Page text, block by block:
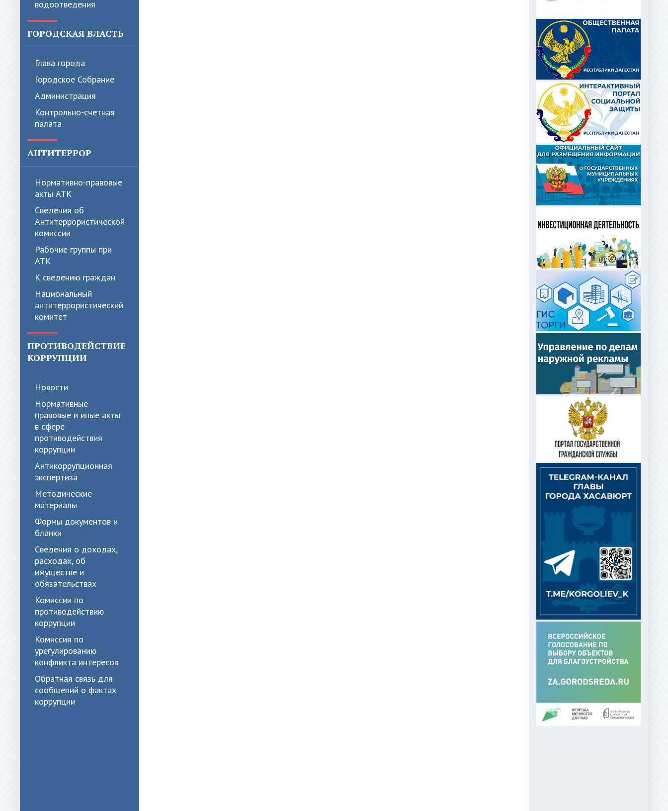
водоотведения
ГОРОДСКАЯ ВЛАСТЬ
Глава города
Городское Собрание
Администрация
Контрольно-счетная
палата
АНТИТЕРРОР
Нормативно-правовые
акты АТК
Сведения об
Антитеррористической
комиссии
Рабочие группы при
АТК
К сведению граждан
Национальный
антитеррористический
комитет
ПРОТИВОДЕЙСТВИЕ
КОРРУПЦИИ
Новости
Нормативные
правовые и иные акты
в сфере
противодействия
коррупции
Антикоррупционная
экспертиза
Методические
материалы
Формы документов и
бланки
Сведения о доходах,
расходах, об
имуществе и
обязательствах
Комиссии по
противодействию
коррупции
Комиссия по
урегулированию
конфликта интересов
Обратная связь для
сообщений о фактах
коррупции